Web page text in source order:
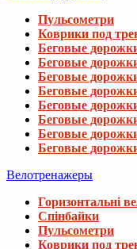
Пульсометри
Коврики под
Беговые
Беговые
Беговые
Беговые
Беговые
Беговые
Беговые
Беговые
Велотренажеры
Горизонтальні
Спінбайки
Пульсометри
Коврики под